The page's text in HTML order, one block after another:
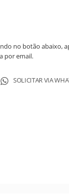
no botão abaixo,
por email.
SOLICITAR VIA